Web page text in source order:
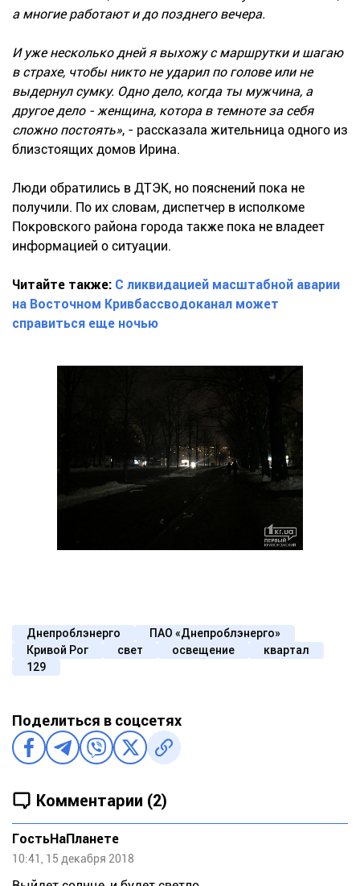
а многие работают и до позднего вечера.
И уже несколько дней я выхожу с маршрутки и шагаю
в страхе, чтобы никто не ударил по голове или не
выдернул сумку. Одно дело, когда ты мужчина, а
другое дело - женщина, котора в темноте за себя
сложно постоять», - рассказала жительница одного из
близстоящих домов Ирина.
Люди обратились в ДТЭК, но пояснений пока не
получили. По их словам, диспетчер в исполкоме
Покровского района города также пока не владеет
информацией о ситуации.
Читайте также: С ликвидацией масштабной аварии
на Восточном Кривбассводоканал может
справиться еще ночью
Днепроблэнерго
ПАО «Днепроблэнерго»
Кривой Рог
свет освещение
квартал
129
Поделиться в соцсетях
Комментарии (2)
ГостьНаПланете
10:41, 15 декабря 2018